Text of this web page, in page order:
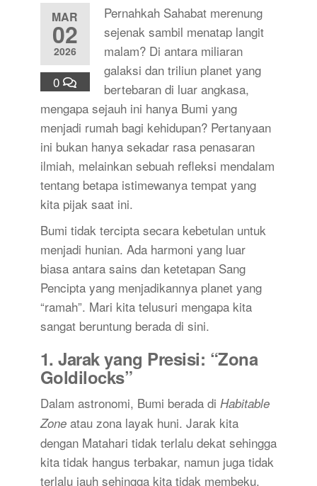
MAR
02
2026
0
Pernahkah Sahabat merenung
sejenak sambil menatap langit
malam? Di antara miliaran
galaksi dan triliun planet yang
bertebaran di luar angkasa,
mengapa sejauh ini hanya Bumi yang
menjadi rumah bagi kehidupan? Pertanyaan
ini bukan hanya sekadar rasa penasaran
ilmiah, melainkan sebuah refleksi mendalam
tentang betapa istimewanya tempat yang
kita pijak saat ini.
Bumi tidak tercipta secara kebetulan untuk
menjadi hunian. Ada harmoni yang luar
biasa antara sains dan ketetapan Sang
Pencipta yang menjadikannya planet yang
“ramah”. Mari kita telusuri mengapa kita
sangat beruntung berada di sini.
1. Jarak yang Presisi: “Zona
Goldilocks”
Dalam astronomi, Bumi berada di Habitable
Zoneatau zona layak huni. Jarak kita
dengan Matahari tidak terlalu dekat sehingga
kita tidak hangus terbakar, namun juga tidak
terlalu jauh sehingga kita tidak membeku.